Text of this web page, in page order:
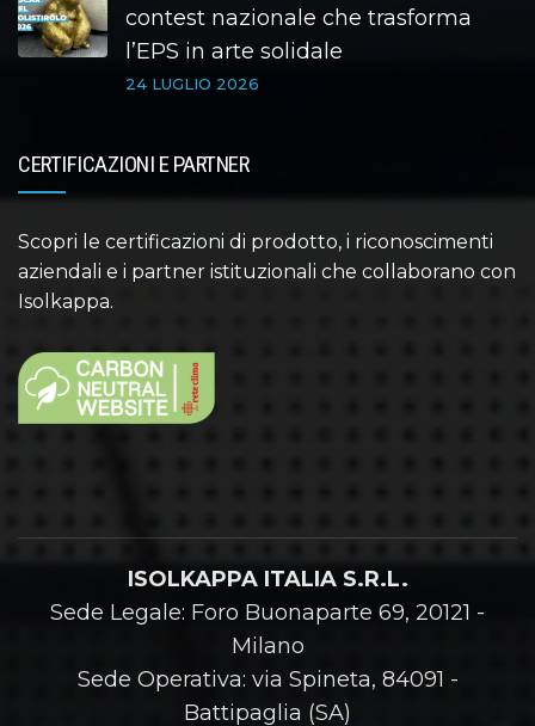
contest nazionale che trasforma
l’EPS in arte solidale
24 LUGLIO 2026
CERTIFICAZIONI E PARTNER
Scopri le certificazioni di prodotto, i riconoscimenti
aziendali e i partner istituzionali che collaborano con
Isolkappa.
ISOLKAPPA ITALIA S.R.L.
Sede Legale: Foro Buonaparte 69, 20121 -
Milano
Sede Operativa: via Spineta, 84091 -
Battipaglia (SA)